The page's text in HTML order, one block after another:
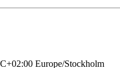
Europe/Stockholm